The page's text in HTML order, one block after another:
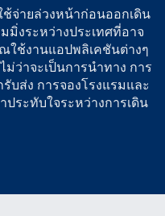
จ่ายล่วงหน้าก่อนออกเดิน
มิ่งระหว่างประเทศที่อาจ
ใช้งานแอปพลิเคชันต่างๆ
ม่ว่าจะเป็นการนำทาง การ
บส่ง การจองโรงแรมและ
ประทับใจระหว่างการเดิน